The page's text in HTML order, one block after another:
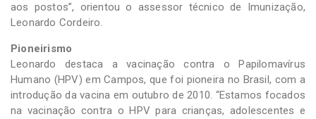
aos postos”, orientou o assessor técnico de Imunização,
Leonardo Cordeiro.
Pioneirismo
Leonardo destaca a vacinação contra o Papilomavírus
Humano (HPV) em Campos, que foi pioneira no Brasil, com a
introdução da vacina em outubro de 2010. “Estamos focados
na vacinação contra o HPV para crianças, adolescentes e